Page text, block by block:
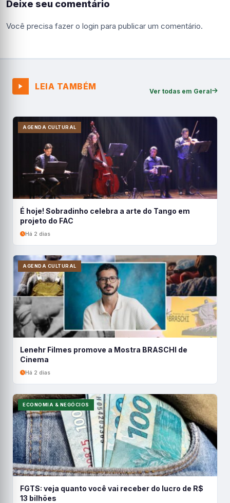
Deixe seu comentário
Você precisa fazer o login para publicar um comentário.
LEIA TAMBÉM Ver todas em Geral
AGENDA CULTURAL
É hoje! Sobradinho celebra a arte do Tango em
projeto do FAC
Há 2 dias
AGENDA CULTURAL
Lenehr Filmes promove a Mostra BRASCHI de
Cinema
Há 2 dias
ECONOMIA & NEGÓCIOS
FGTS: veja quanto você vai receber do lucro de R$
13 bilhões